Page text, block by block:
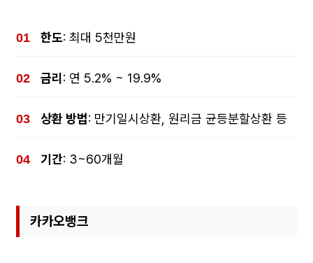
한도: 최대 5천만원
금리 : 연 5.2% ~ 19.9%
상환 방법: 만기일시상환, 원리금 균등분할상환 등
기간: 3~60개월
카카오뱅크